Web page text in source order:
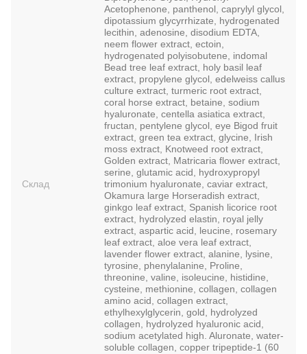
Склад
Acetophenone, panthenol, caprylyl glycol,
dipotassium glycyrrhizate, hydrogenated
lecithin, adenosine, disodium EDTA,
neem flower extract, ectoin,
hydrogenated polyisobutene, indomal
Bead tree leaf extract, holy basil leaf
extract, propylene glycol, edelweiss callus
culture extract, turmeric root extract,
coral horse extract, betaine, sodium
hyaluronate, centella asiatica extract,
fructan, pentylene glycol, eye Bigod fruit
extract, green tea extract, glycine, Irish
moss extract, Knotweed root extract,
Golden extract, Matricaria flower extract,
serine, glutamic acid, hydroxypropyl
trimonium hyaluronate, caviar extract,
Okamura large Horseradish extract,
ginkgo leaf extract, Spanish licorice root
extract, hydrolyzed elastin, royal jelly
extract, aspartic acid, leucine, rosemary
leaf extract, aloe vera leaf extract,
lavender flower extract, alanine, lysine,
tyrosine, phenylalanine, Proline,
threonine, valine, isoleucine, histidine,
cysteine, methionine, collagen, collagen
amino acid, collagen extract,
ethylhexylglycerin, gold, hydrolyzed
collagen, hydrolyzed hyaluronic acid,
sodium acetylated high. Aluronate, water-
soluble collagen, copper tripeptide-1 (60